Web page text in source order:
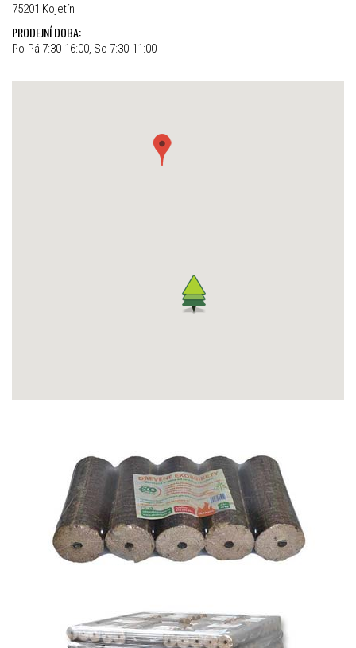
75201 Kojetín
PRODEJNÍ DOBA:
Po-Pá 7:30-16:00, So 7:30-11:00